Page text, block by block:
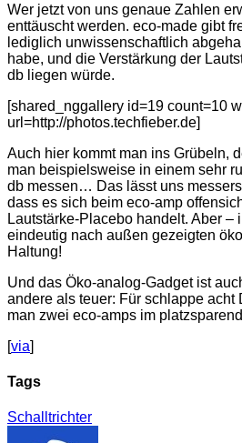
Wer jetzt von uns genaue Zahlen
enttäuscht werden. eco-made gibt
lediglich unwissenschaftlich
habe, und die Verstärkung der
db liegen würde.
[shared_nggallery id=19 count=10
url=http://photos.techfieber.de]
Auch hier kommt man ins Grübeln,
man beispielsweise in einem sehr
db messen… Das lässt uns
dass es sich beim eco-amp
Lautstärke-Placebo handelt. Aber –
eindeutig nach außen gezeigten
Haltung!
Und das Öko-analog-Gadget ist
andere als teuer: Für schlappe acht
man zwei eco-amps im
[via]
Tags
Schalltrichter